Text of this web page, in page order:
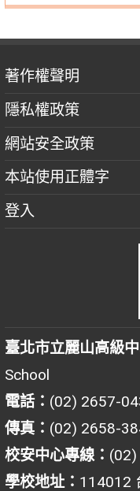
著作權聲明
隱私權政策
網站安全政策
本站使用正體字
登入
臺北市立麗山高級
School
電話： (02) 2657-
傳真： (02) 2658-
校安中心專線：
學校地址： 114012